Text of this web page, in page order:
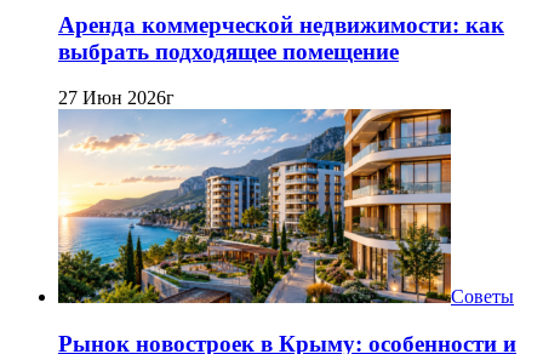
Аренда коммерческой недвижимости: как
выбрать подходящее помещение
27 Июн 2026г
Советы
Рынок новостроек в Крыму: особенности и